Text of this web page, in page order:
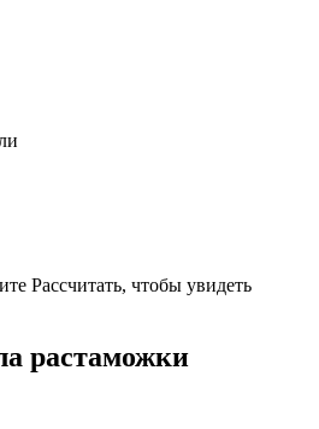
Рассчитать, чтобы увидеть
растаможки